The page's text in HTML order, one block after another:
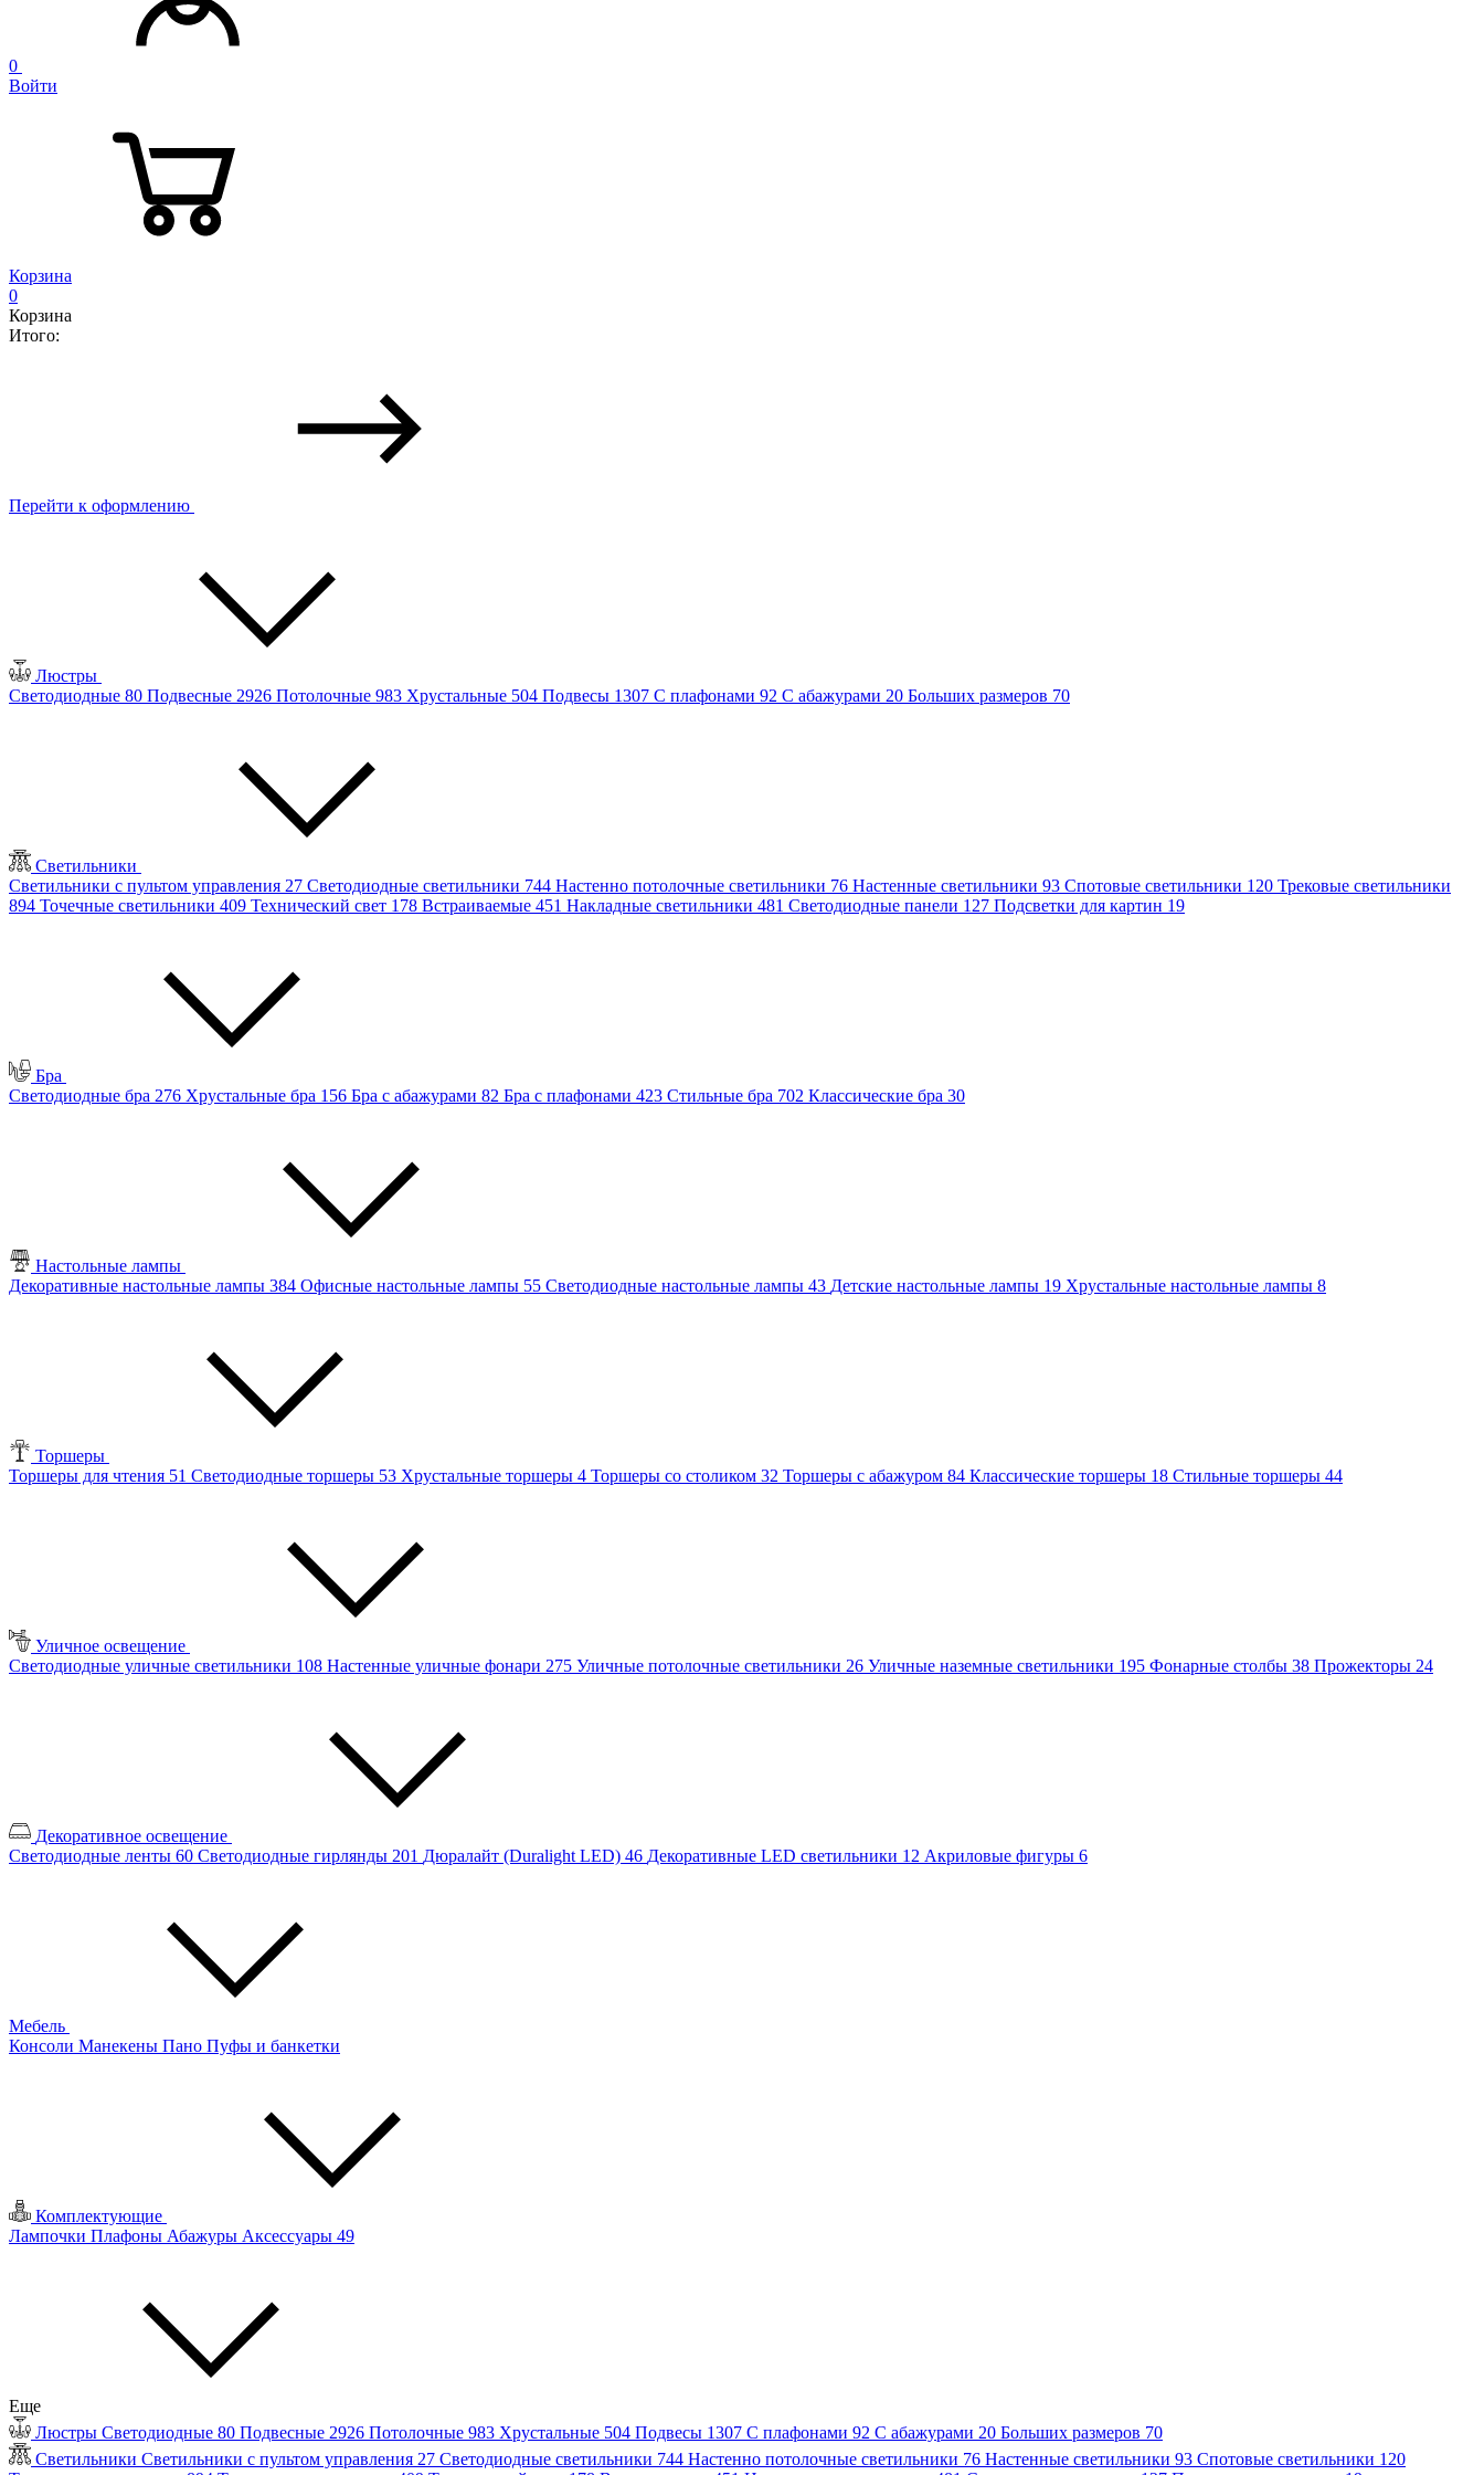
0
Войти
Корзина
0
Корзина
Итого:
Перейти к оформлению
Люстры
Светодиодные 80 Подвесные 2926 Потолочные 983 Хрустальные 504 Подвесы 1307 С плафонами 92 С абажурами 20 Больших размеров 70
Светильники
Светильники с пультом управления 27 Светодиодные светильники 744 Настенно потолочные светильники 76 Настенные светильники 93 Спотовые светильники 120 Трековые светильники
894 Точечные светильники 409 Технический свет 178 Встраиваемые 451 Накладные светильники 481 Светодиодные панели 127 Подсветки для картин 19
Бра
Светодиодные бра 276 Хрустальные бра 156 Бра с абажурами 82 Бра с плафонами 423 Стильные бра 702 Классические бра 30
Настольные лампы
Декоративные настольные лампы 384 Офисные настольные лампы 55 Светодиодные настольные лампы 43 Детские настольные лампы 19 Хрустальные настольные лампы 8
Торшеры
Торшеры для чтения 51 Светодиодные торшеры 53 Хрустальные торшеры 4 Торшеры со столиком 32 Торшеры с абажуром 84 Классические торшеры 18 Стильные торшеры 44
Уличное освещение
Светодиодные уличные светильники 108 Настенные уличные фонари 275 Уличные потолочные светильники 26 Уличные наземные светильники 195 Фонарные столбы 38 Прожекторы 24
Декоративное освещение
Светодиодные ленты 60 Светодиодные гирлянды 201 Дюралайт (Duralight LED) 46 Декоративные LED светильники 12 Акриловые фигуры 6
Мебель
Консоли Манекены Пано Пуфы и банкетки
Комплектующие
Лампочки Плафоны Абажуры Аксессуары 49
Еще
Люстры Светодиодные 80 Подвесные 2926 Потолочные 983 Хрустальные 504 Подвесы 1307 С плафонами 92 С абажурами 20 Больших размеров 70
Светильники Светильники с пультом управления 27 Светодиодные светильники 744 Настенно потолочные светильники 76 Настенные светильники 93 Спотовые светильники 120